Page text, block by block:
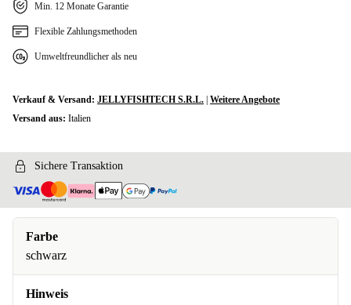
Min. 12 Monate Garantie
Flexible Zahlungsmethoden
Umweltfreundlicher als neu
Verkauf & Versand: JELLYFISHTECH S.R.L. Weitere Angebote
Versand aus: Italien
Sichere Transaktion
Farbe
schwarz
Hinweis